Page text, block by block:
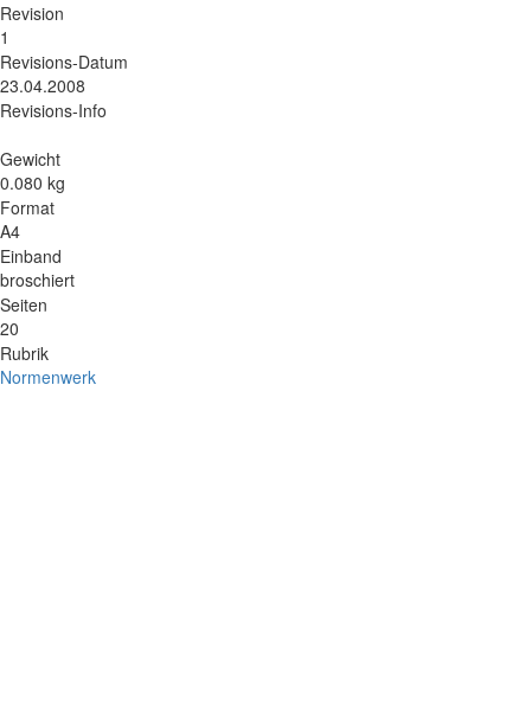
Revision
1
Revisions-Datum
23.04.2008
Revisions-Info
Gewicht
0.080 kg
Format
A4
Einband
broschiert
Seiten
20
Rubrik
Normenwerk